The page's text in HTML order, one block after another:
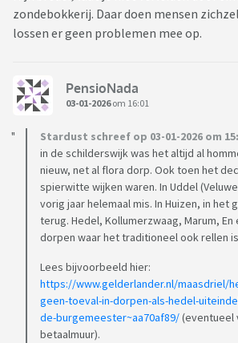
zondebokkerij. Daar doen mensen
lossen er geen problemen mee op.
PensioNada
03-01-2026om 16:01
Stardust schreef op 03-01-2026 om
in de schilderswijk was het altijd al
nieuw, net al flora dorp. Ook toen het
spierwitte wijken waren. In Uddel
vorig jaar helemaal mis. In Huizen, in het
terug. Hedel, Kollumerzwaag, Marum,
dorpen waar het traditioneel ook rellen
Lees bijvoorbeeld hier:
https://www.gelderlander.nl/maasdriel/
geen-toeval-in-dorpen-als-hedel-
de-burgemeester~aa70af89/(eventueel
betaalmuur).